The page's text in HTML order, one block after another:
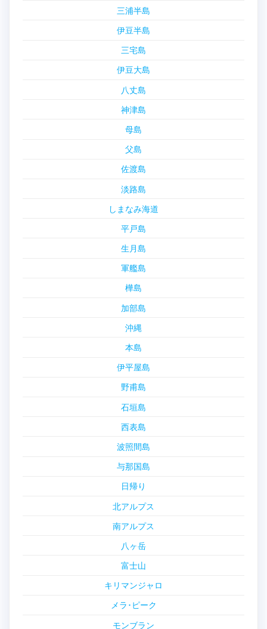
三浦半島
伊豆半島
三宅島
伊豆大島
八丈島
神津島
母島
父島
佐渡島
淡路島
しまなみ海道
平戸島
生月島
軍艦島
樺島
加部島
沖縄
本島
伊平屋島
野甫島
石垣島
西表島
波照間島
与那国島
日帰り
北アルプス
南アルプス
八ヶ岳
富士山
キリマンジャロ
メラ･ピーク
モンブラン